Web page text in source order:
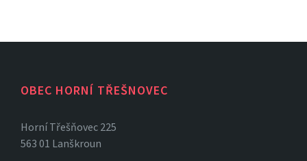
OBEC HORNÍ TŘEŠNOVEC
Horní Třešňovec 225
563 01 Lanškroun